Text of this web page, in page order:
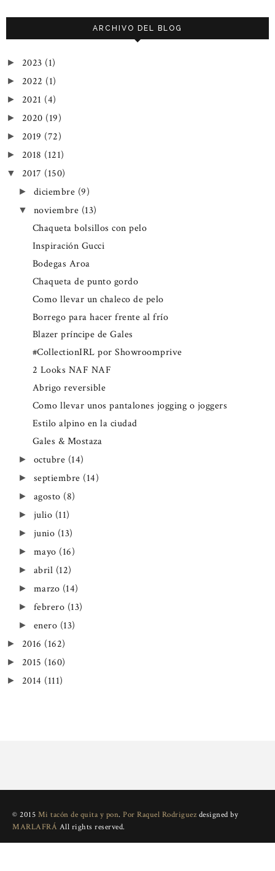
ARCHIVO DEL BLOG
► 2023 (1)
► 2022 (1)
► 2021 (4)
► 2020 (19)
► 2019 (72)
► 2018 (121)
▼ 2017 (150)
► diciembre (9)
▼ noviembre (13)
Chaqueta bolsillos con pelo
Inspiración Gucci
Bodegas Aroa
Chaqueta de punto gordo
Como llevar un chaleco de pelo
Borrego para hacer frente al frío
Blazer príncipe de Gales
#CollectionIRL por Showroomprive
2 Looks NAF NAF
Abrigo reversible
Como llevar unos pantalones jogging o joggers
Estilo alpino en la ciudad
Gales & Mostaza
► octubre (14)
► septiembre (14)
► agosto (8)
► julio (11)
► junio (13)
► mayo (16)
► abril (12)
► marzo (14)
► febrero (13)
► enero (13)
► 2016 (162)
► 2015 (160)
► 2014 (111)
© 2015 Mi tacón de quita y pon. Por Raquel Rodriguez designed by
MARLAFRÁ All rights reserved.